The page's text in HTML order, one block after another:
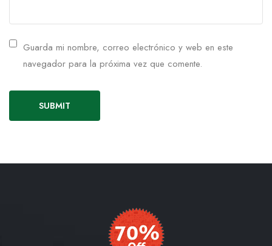
Guarda mi nombre, correo electrónico y web en este
navegador para la próxima vez que comente.